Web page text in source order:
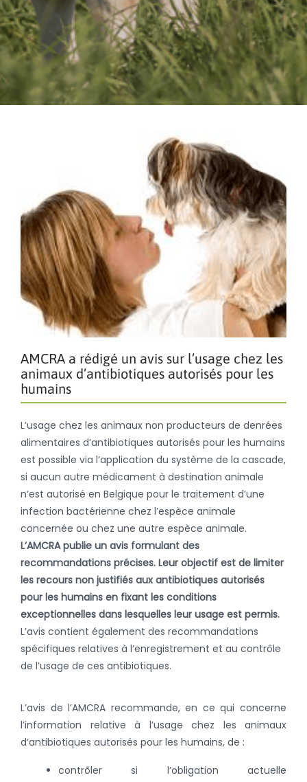
AMCRA a rédigé un avis sur l’usage chez les
animaux d’antibiotiques autorisés pour les
humains
L’usage chez les animaux non producteurs de denrées
alimentaires d’antibiotiques autorisés pour les humains
est possible via l’application du système de la cascade,
si aucun autre médicament à destination animale
n’est autorisé en Belgique pour le traitement d’une
infection bactérienne chez l’espèce animale
concernée ou chez une autre espèce animale.
L’AMCRA publie un avis formulant des
recommandations précises. Leur objectif est de limiter
les recours non justifiés aux antibiotiques autorisés
pour les humains en fixant les conditions
exceptionnelles dans lesquelles leur usage est permis.
L’avis contient également des recommandations
spécifiques relatives à l’enregistrement et au contrôle
de l’usage de ces antibiotiques.
L’avis de l’AMCRA recommande, en ce qui concerne
l’information relative à l’usage chez les animaux
d’antibiotiques autorisés pour les humains, de :
contrôler si l’obligation actuelle